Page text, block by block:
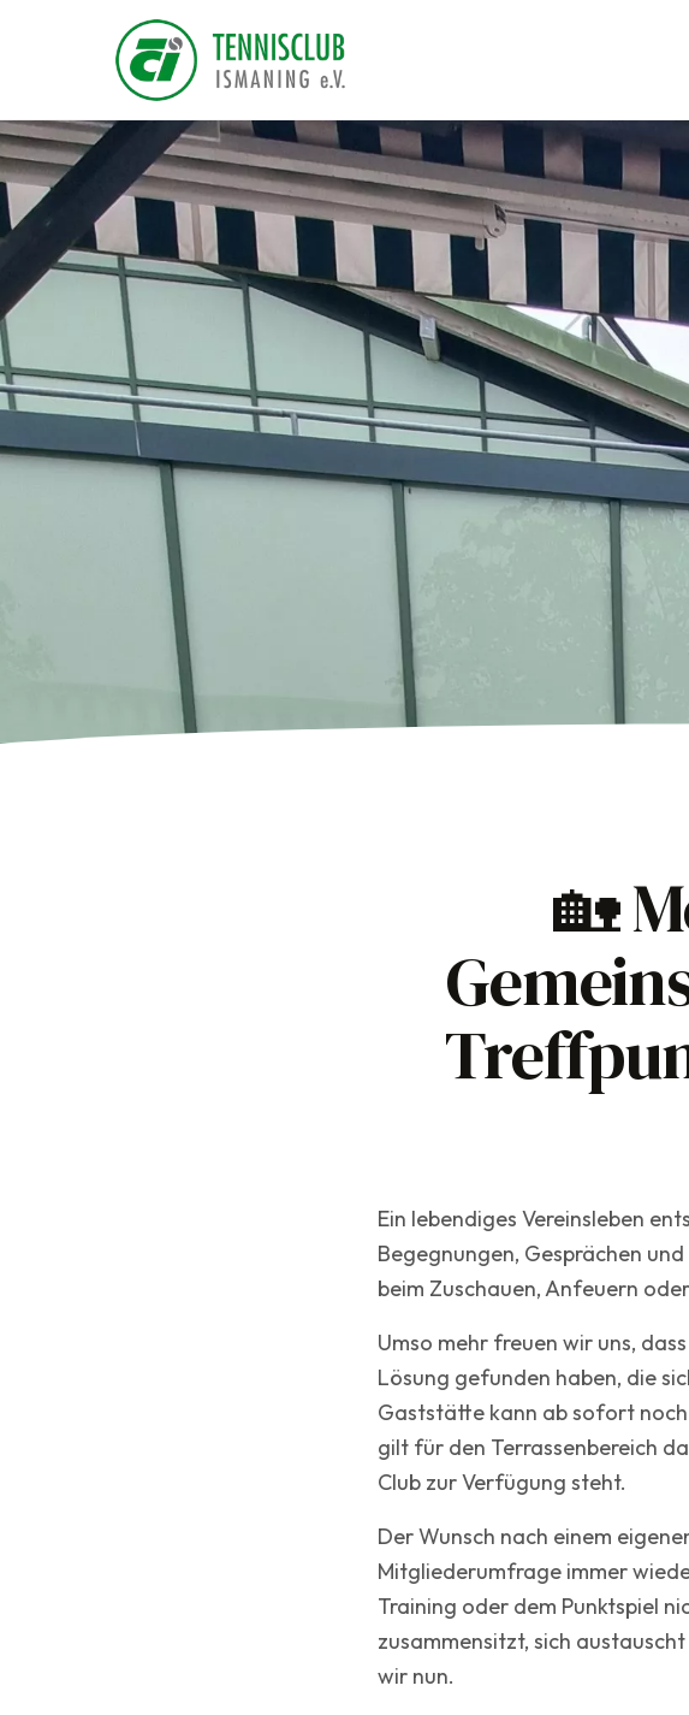
🏡
Ein lebendiges Vereinsleben
Begegnungen, Gesprächen
beim Zuschauen, Anfeuern
Umso mehr freuen wir uns,
Lösung gefunden haben, die
Gaststätte kann ab sofort
gilt für den Terrassenbereich
Club zur Verfügung steht.
Der Wunsch nach einem
Mitgliederumfrage immer
Training oder dem Punktspiel
zusammensitzt, sich
wir nun.